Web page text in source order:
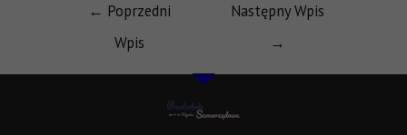
← Poprzedni
Wpis
Następny Wpis
→